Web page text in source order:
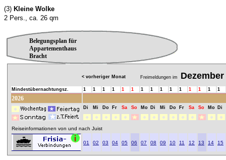
(3) Kleine Wolke
2 Pers., ca. 26 qm
Belegungsplan für
Appartementhaus
Bracht
< vorheriger Monat Freimeldungen im Dezember
Mindestübernachtungsz. 1 1 1 1 1 1 1 1 1 1 1 1 1 1 1
2026
Di Mi Do Fr Sa So Mo Di Mi Do Fr Sa So Mo Di
Reiseinformationen von und nach Juist
01 02 03 04 05 06 07 08 09 10 11 12 13 14 15